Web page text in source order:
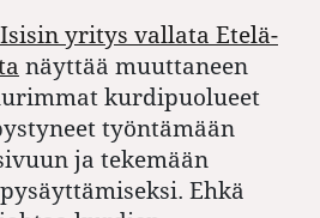
yritys vallata Etelä-
näyttää muuttaneen
kurdipuolueet
työntämään
ja tekemään
Ehkä